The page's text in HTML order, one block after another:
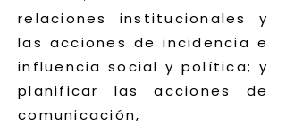
relaciones institucionales y
las acciones de incidencia e
influencia social y política; y
planificar las acciones de
comunicación,